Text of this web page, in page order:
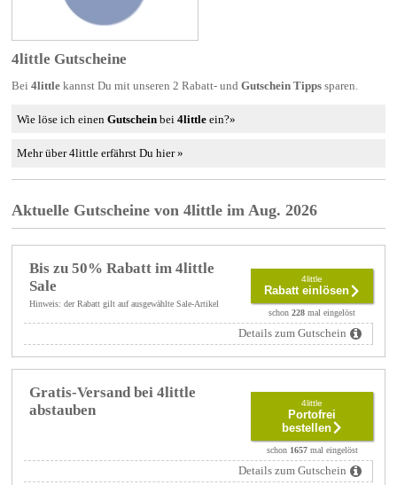
4little Gutscheine
Bei 4littlekannst Du mit unseren 2 Rabatt- und Gutschein Tippssparen.
Wie löse ich einenGutschein bei4little ein?»
Mehr über 4little erfährst Du hier »
Aktuelle Gutscheine von 4little im Aug. 2026
Bis zu 50% Rabatt im 4little
Sale
Hinweis: der Rabatt gilt auf ausgewählte Sale-Artikel
4little
Rabatt einlösen
schon228 mal eingelöst
Details zum Gutschein
Gratis-Versand bei 4little
abstauben
4little
Portofrei
bestellen
schon 1657mal eingelöst
Details zum Gutschein